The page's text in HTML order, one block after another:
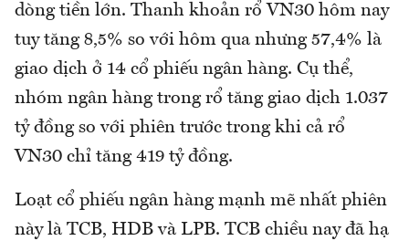
dòng tiền lớn. Thanh khoản rổ VN30 hôm nay
tuy tăng 8,5% so với hôm qua nhưng 57,4% là
giao dịch ở 14 cổ phiếu ngân hàng. Cụ thể,
nhóm ngân hàng trong rổ tăng giao dịch 1.037
tỷ đồng so với phiên trước trong khi cả rổ
VN30 chỉ tăng 419 tỷ đồng.
Loạt cổ phiếu ngân hàng mạnh mẽ nhất phiên
này là TCB, HDB và LPB. TCB chiều nay đã hạ